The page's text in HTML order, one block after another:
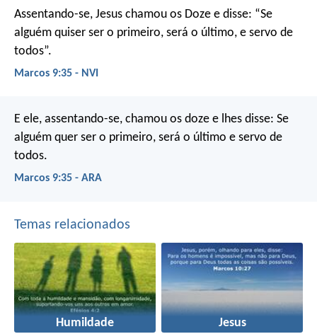
Assentando-se, Jesus chamou os Doze e disse: “Se
alguém quiser ser o primeiro, será o último, e servo de
todos”.
Marcos 9:35 - NVI
E ele, assentando-se, chamou os doze e lhes disse: Se
alguém quer ser o primeiro, será o último e servo de
todos.
Marcos 9:35 - ARA
Temas relacionados
Humildade Jesus